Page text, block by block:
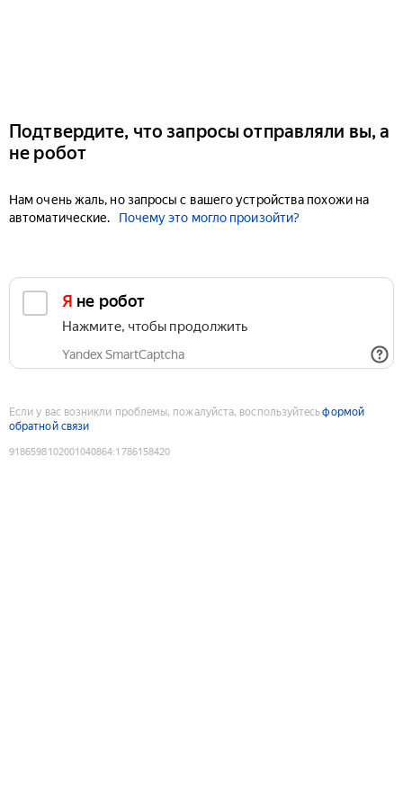
Подтвердите, что запросы отправляли вы, а
не робот
Нам очень жаль, но запросы с вашего устройства похожи на
автоматические.
Почему это могло произойти?
Я не робот
Нажмите, чтобы продолжить
Yandex SmartCaptcha
Если у вас возникли проблемы, пожалуйста, воспользуйтесьформой
обратной связи
9186598102001040864:1786158420